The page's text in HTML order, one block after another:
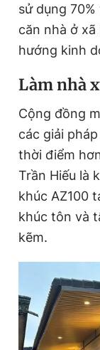
sử dụng
căn nhà ở
hướng kinh
Làm nhà
Cộng đồng
các giải
thời điểm
Trần Hiếu là
khúc AZ100
khúc tôn và
kẽm.